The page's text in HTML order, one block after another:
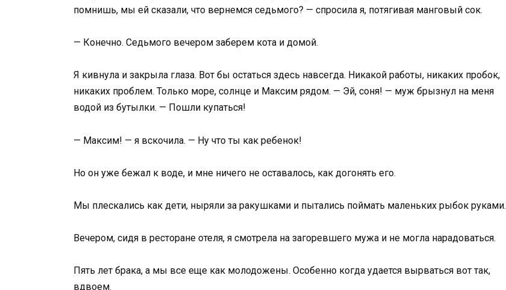
помнишь, мы ей сказали, что вернемся седьмого? — спросила я, потягивая манговый сок.
— Конечно. Седьмого вечером заберем кота и домой.
Я кивнула и закрыла глаза. Вот бы остаться здесь навсегда. Никакой работы, никаких пробок,
никаких проблем. Только море, солнце и Максим рядом. — Эй, соня! — муж брызнул на меня
водой из бутылки. — Пошли купаться!
— Максим! — я вскочила. — Ну что ты как ребенок!
Но он уже бежал к воде, и мне ничего не оставалось, как догонять его.
Мы плескались как дети, ныряли за ракушками и пытались поймать маленьких рыбок руками.
Вечером, сидя в ресторане отеля, я смотрела на загоревшего мужа и не могла нарадоваться.
Пять лет брака, а мы все еще как молодожены. Особенно когда удается вырваться вот так,
вдвоем.